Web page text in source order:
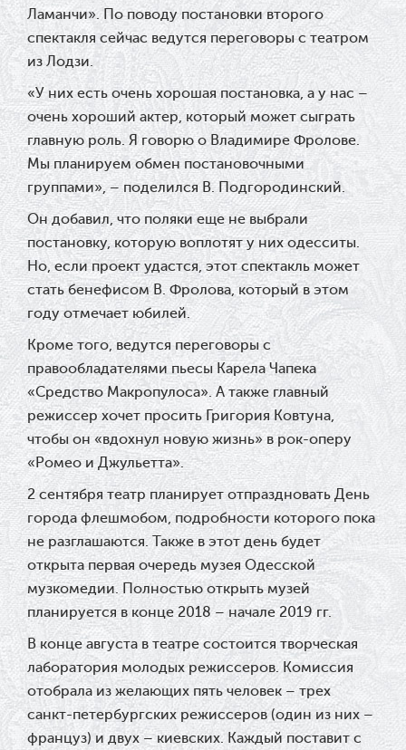
Ламанчи». По поводу постановки второго
спектакля сейчас ведутся переговоры с театром
из Лодзи.
«У них есть очень хорошая постановка, а у нас –
очень хороший актер, который может сыграть
главную роль. Я говорю о Владимире Фролове.
Мы планируем обмен постановочными
группами», – поделился В. Подгородинский.
Он добавил, что поляки еще не выбрали
постановку, которую воплотят у них одесситы.
Но, если проект удастся, этот спектакль может
стать бенефисом В. Фролова, который в этом
году отмечает юбилей.
Кроме того, ведутся переговоры с
правообладателями пьесы Карела Чапека
«Средство Макропулоса». А также главный
режиссер хочет просить Григория Ковтуна,
чтобы он «вдохнул новую жизнь» в рок-оперу
«Ромео и Джульетта».
2 сентября театр планирует отпраздновать День
города флешмобом, подробности которого пока
не разглашаются. Также в этот день будет
открыта первая очередь музея Одесской
музкомедии. Полностью открыть музей
планируется в конце 2018 – начале 2019 гг.
В конце августа в театре состоится творческая
лаборатория молодых режиссеров. Комиссия
отобрала из желающих пять человек – трех
санкт-петербургских режиссеров (один из них –
француз) и двух – киевских. Каждый поставит с